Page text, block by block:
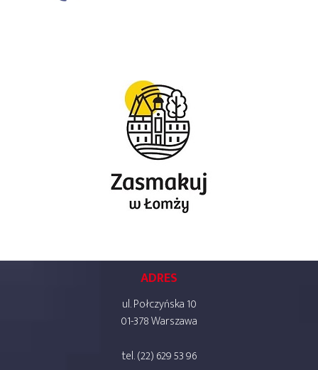
ADRES
ul. Połczyńska 10
01-378 Warszawa
tel. (22) 629 53 96